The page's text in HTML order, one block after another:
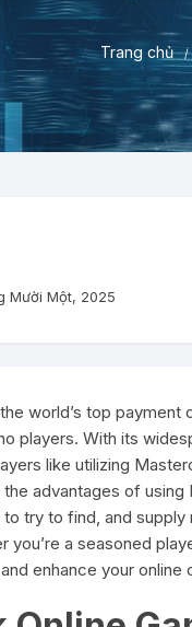
Trang chủ
Mười Một, 2025
world’s top
players. With its
like utilizing
advantages of using
try to find, and
you’re a seasoned
enhance your online